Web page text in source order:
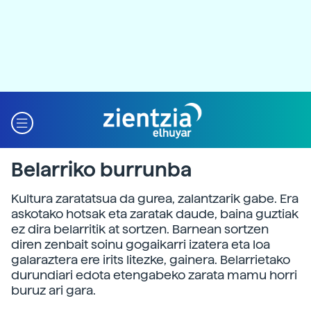
Belarriko burrunba
Kultura zaratatsua da gurea, zalantzarik gabe. Era
askotako hotsak eta zaratak daude, baina guztiak
ez dira belarritik at sortzen. Barnean sortzen
diren zenbait soinu gogaikarri izatera eta loa
galaraztera ere irits litezke, gainera. Belarrietako
durundiari edota etengabeko zarata mamu horri
buruz ari gara.